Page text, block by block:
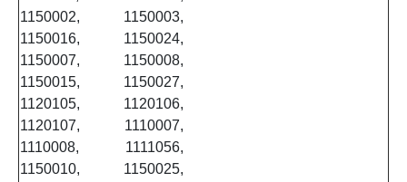
1150002, 1150003,
1150016, 1150024,
1150007, 1150008,
1150015, 1150027,
1120105, 1120106,
1120107, 1110007,
1110008, 1111056,
1150010, 1150025,